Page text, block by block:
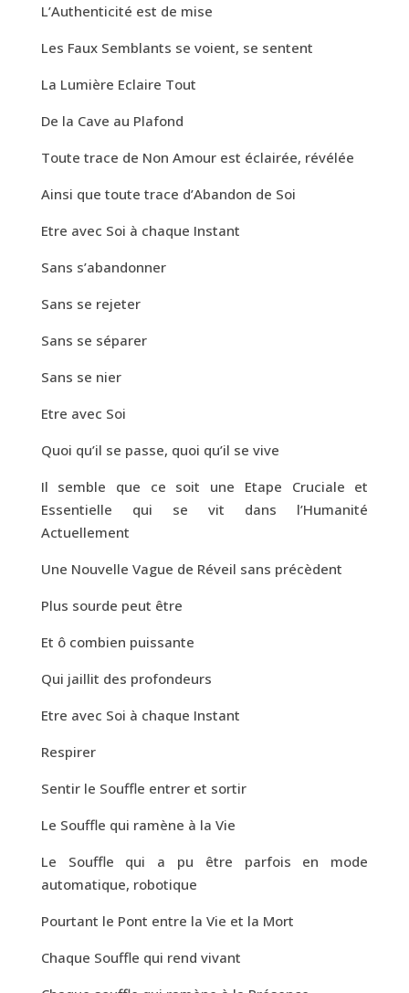
L’Authenticité est de mise
Les Faux Semblants se voient, se sentent
La Lumière Eclaire Tout
De la Cave au Plafond
Toute trace de Non Amour est éclairée, révélée
Ainsi que toute trace d’Abandon de Soi
Etre avec Soi à chaque Instant
Sans s’abandonner
Sans se rejeter
Sans se séparer
Sans se nier
Etre avec Soi
Quoi qu’il se passe, quoi qu’il se vive
Il semble que ce soit une Etape Cruciale et
Essentielle qui se vit dans l’Humanité
Actuellement
Une Nouvelle Vague de Réveil sans précèdent
Plus sourde peut être
Et ô combien puissante
Qui jaillit des profondeurs
Etre avec Soi à chaque Instant
Respirer
Sentir le Souffle entrer et sortir
Le Souffle qui ramène à la Vie
Le Souffle qui a pu être parfois en mode
automatique, robotique
Pourtant le Pont entre la Vie et la Mort
Chaque Souffle qui rend vivant